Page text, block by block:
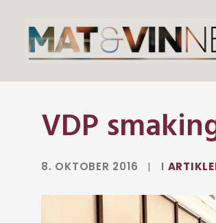
VDP
8. OKTOBER 2016 | I